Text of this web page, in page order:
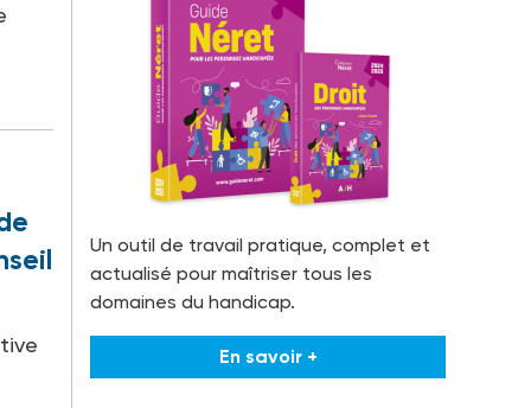
Un outil de travail pratique, complet et
actualisé pour maîtriser tous les
domaines du handicap.
En savoir +